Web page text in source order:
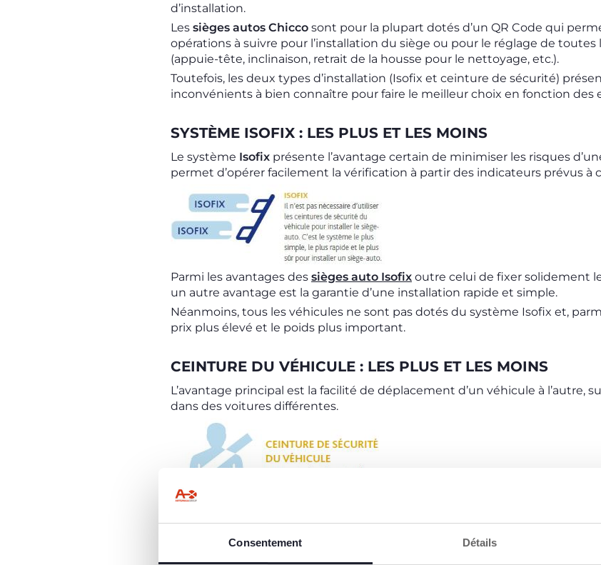
Consentement Détails
d’installation.
Les sièges autos Chicco sont pour la plupart dotés d’un QR Code qui
opérations à suivre pour l’installation du siège ou pour le réglage de
(appuie-tête, inclinaison, retrait de la housse pour le nettoyage, etc.).
Toutefois, les deux types d’installation (Isofix et ceinture de sécurité)
inconvénients à bien connaître pour faire le meilleur choix en fonction des
SYSTÈME ISOFIX : LES PLUS ET LES MOINS
Le système Isofix présente l’avantage certain de minimiser les risques
permet d’opérer facilement la vérification à partir des indicateurs prévus à
Parmi les avantages des sièges auto Isofix outre celui de fixer solidement
un autre avantage est la garantie d’une installation rapide et simple.
Néanmoins, tous les véhicules ne sont pas dotés du système Isofix et,
prix plus élevé et le poids plus important.
CEINTURE DU VÉHICULE : LES PLUS ET LES MOINS
L’avantage principal est la facilité de déplacement d’un véhicule à l’autre,
dans des voitures différentes.